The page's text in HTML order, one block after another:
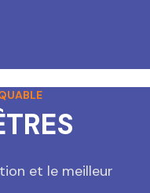
et le meilleur